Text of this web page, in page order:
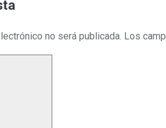
no será publicada. Los